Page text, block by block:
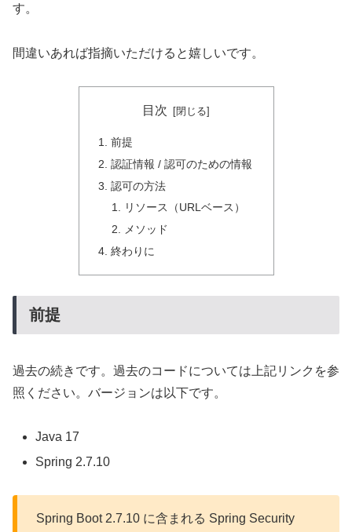
す。
間違いあれば指摘いただけると嬉しいです。
目次
前提
認証情報 / 認可のための情報
認可の方法
リソース（URLベース）
メソッド
終わりに
前提
過去の続きです。過去のコードについては上記リンクを参
照ください。バージョンは以下です。
Java 17
Spring 2.7.10
Spring Boot 2.7.10 に含まれる Spring Security